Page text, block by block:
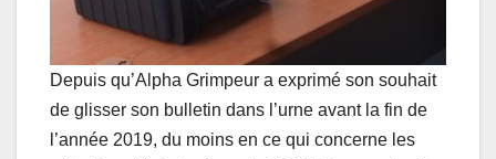
Depuis qu’Alpha Grimpeur a exprimé son souhait
de glisser son bulletin dans l’urne avant la fin de
l’année 2019, du moins en ce qui concerne les